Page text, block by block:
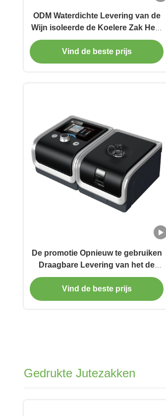
ODM Waterdichte Levering van de
Wijn isoleerde de Koelere Zak Hete
Voedselzak om Voedselkoude te
houden
Vind de beste prijs
De promotie Opnieuw te gebruiken
Draagbare Levering van het de
Pizzavoedsel van de Thermische
Isolatiezak
Vind de beste prijs
Gedrukte Jutezakken